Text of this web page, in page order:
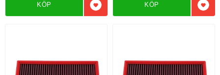
Lägg till i favoriter
KÖP KÖP